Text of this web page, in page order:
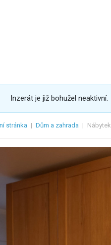
Inzerát je již bohužel neaktivní.
stránka | Dům a zahrada | Nábytek